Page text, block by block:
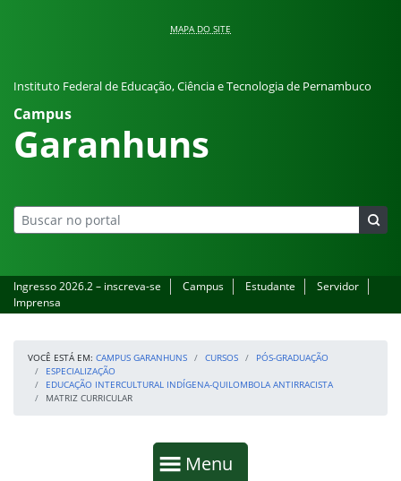
MAPA DO SITE
Instituto Federal de Educação, Ciência e Tecnologia de Pernambuco
Campus
Garanhuns
Ingresso 2026.2 – inscreva-se Campus Estudante
Servidor
Imprensa
VOCÊ ESTÁ EM: CAMPUS GARANHUNS CURSOS
PÓS-GRADUAÇÃO
ESPECIALIZAÇÃO
EDUCAÇÃO INTERCULTURAL INDÍGENA-QUILOMBOLA ANTIRRACISTA
MATRIZ CURRICULAR
Mostrar
Menu